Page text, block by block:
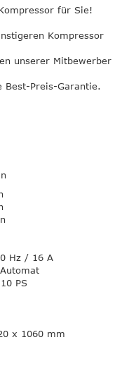
für Sie!
Kompressor
unserer Mitbewerber
Best-Preis-Garantie.
Hz / 16 A
PS
x 1060 mm